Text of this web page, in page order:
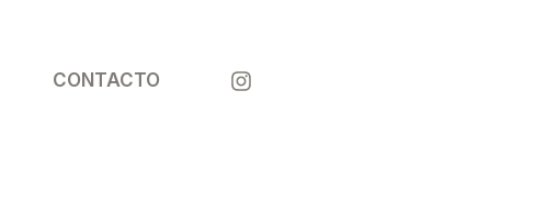
CONTACTO